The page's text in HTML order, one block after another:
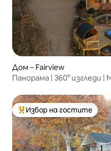
Дом – Fairview
Панорама | 360° изгледи
Най-популярен избор на
Избор на гостите